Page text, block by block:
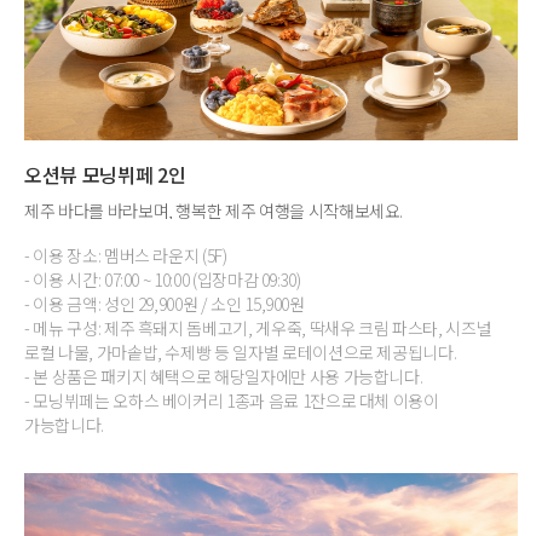
오션뷰 모닝뷔페 2인
제주 바다를 바라보며, 행복한 제주 여행을 시작해보세요.
- 이용 장소: 멤버스 라운지 (5F)
- 이용 시간: 07:00 ~ 10:00 (입장마감 09:30)
- 이용 금액: 성인 29,900원 / 소인 15,900원
- 메뉴 구성: 제주 흑돼지 돔베고기, 게우죽, 딱새우 크림 파스타, 시즈널
로컬 나물, 가마솥밥, 수제빵 등 일자별 로테이션으로 제공됩니다.
- 본 상품은 패키지 혜택으로 해당일자에만 사용 가능합니다.
- 모닝뷔페는 오하스 베이커리 1종과 음료 1잔으로 대체 이용이
가능합니다.